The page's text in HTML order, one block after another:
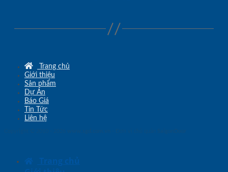
Trang chủ
Giới thiệu
Sản phẩm
Dự Án
Báo Giá
Tin Tức
Liên hệ
Trang chủ